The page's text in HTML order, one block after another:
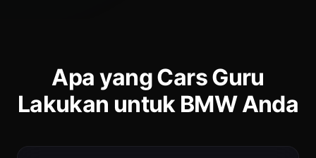
Apa yang Cars Guru
Lakukan untuk BMW Anda